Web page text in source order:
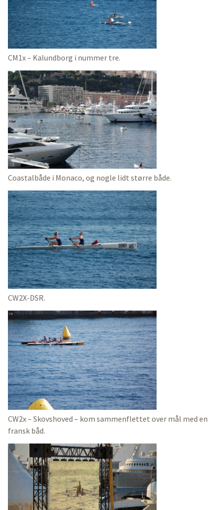
CM1x – Kalundborg i nummer tre.
Coastalbåde i Monaco, og nogle lidt større både.
CW2X-DSR.
CW2x – Skovshoved – kom sammenflettet over mål med en
fransk båd.